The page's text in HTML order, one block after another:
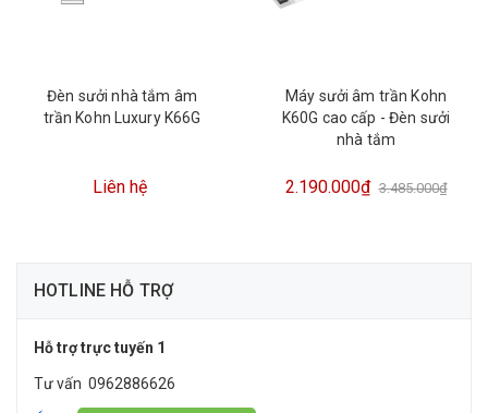
Đèn sưởi nhà tắm âm
trần Kohn Luxury K66G
Liên hệ
Máy sưởi âm trần Kohn
K60G cao cấp - Đèn sưởi
nhà tắm
2.190.000₫ 3.485.000₫
HOTLINE HỖ TRỢ
Hỗ trợ trực tuyến 1
Tư vấn 0962886626